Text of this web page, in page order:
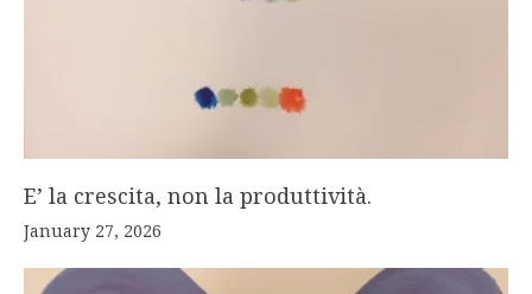
E’ la crescita, non la produttività.
January 27, 2026